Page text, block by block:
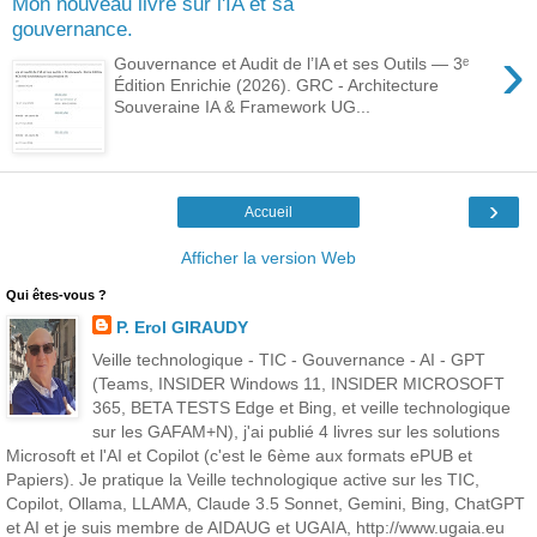
gouvernance.
›
Gouvernance et Audit de l’IA et ses Outils — 3ᵉ
Édition Enrichie (2026). GRC - Architecture
Souveraine IA & Framework UG...
›
Accueil
Afficher la version Web
Qui êtes-vous ?
P. Erol GIRAUDY
Veille technologique - TIC - Gouvernance - AI - GPT
(Teams, INSIDER Windows 11, INSIDER MICROSOFT
365, BETA TESTS Edge et Bing, et veille technologique
sur les GAFAM+N), j'ai publié 4 livres sur les solutions
Microsoft et l'AI et Copilot (c'est le 6ème aux formats ePUB et
Papiers). Je pratique la Veille technologique active sur les TIC,
Copilot, Ollama, LLAMA, Claude 3.5 Sonnet, Gemini, Bing, ChatGPT
et AI et je suis membre de AIDAUG et UGAIA, http://www.ugaia.eu